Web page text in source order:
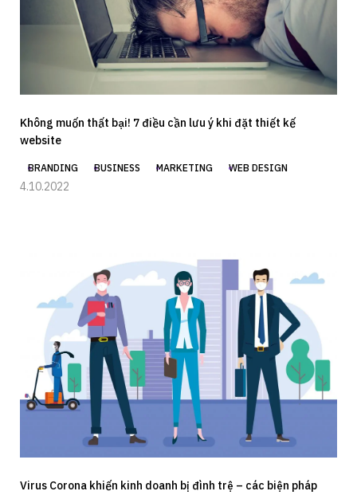
Không muốn thất bại! 7 điều cần lưu ý khi đặt thiết kế
website
BRANDING BUSINESS MARKETING WEB DESIGN
4.10.2022
Virus Corona khiến kinh doanh bị đình trệ – các biện pháp